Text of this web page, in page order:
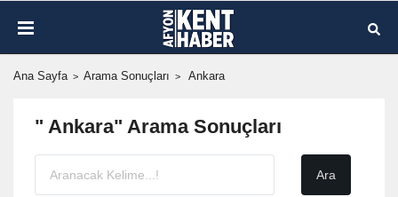
Ana Sayfa Arama Sonuçları Ankara
" Ankara" Arama Sonuçları